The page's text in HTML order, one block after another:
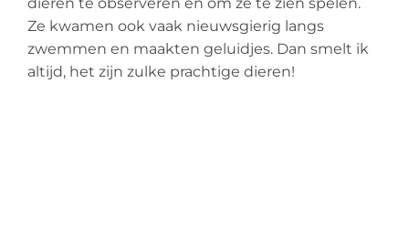
Ze kwamen ook vaak nieuwsgierig langs
zwemmen en maakten geluidjes. Dan smelt ik
altijd, het zijn zulke prachtige dieren!